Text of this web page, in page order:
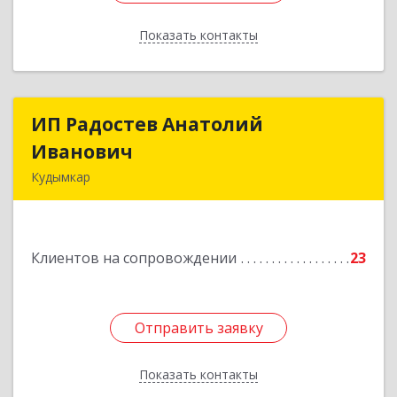
Показать контакты
Назад
ИП Радостев Анатолий
Иванович
Кудымкар
Клиентов на сопровождении 23
Отправить заявку
Показать контакты
ИП Радостев Анатолий
Подробнее
Отправить заявку
Назад